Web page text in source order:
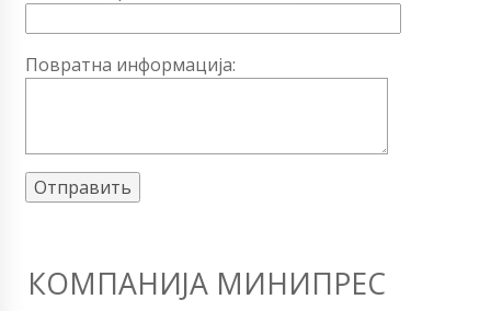
Повратна информација:
КОМПАНИЈА МИНИПРЕС